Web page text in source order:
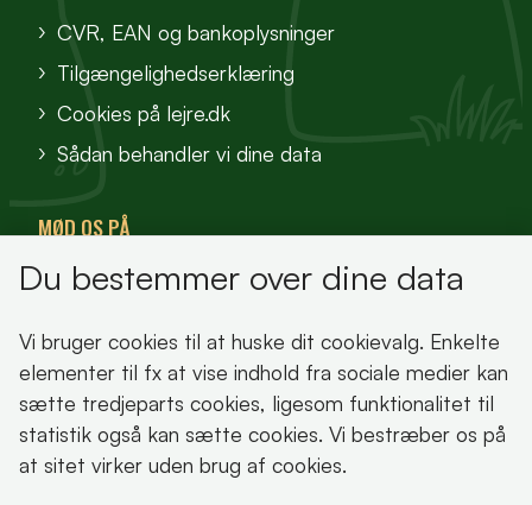
CVR, EAN og bankoplysninger
Tilgængelighedserklæring
Cookies på lejre.dk
Sådan behandler vi dine data
MØD OS PÅ
VisitFjordlandet
Oplev Lejre
Du bestemmer over dine data
Vi bruger cookies til at huske dit cookievalg. Enkelte
elementer til fx at vise indhold fra sociale medier kan
sætte tredjeparts cookies, ligesom funktionalitet til
statistik også kan sætte cookies. Vi bestræber os på
at sitet virker uden brug af cookies.